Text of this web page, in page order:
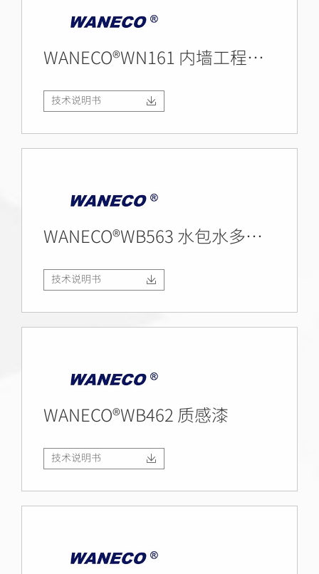
WANECO®WN161 内墙工程乳胶漆
技术说明书
WANECO®WB563 水包水多彩漆
技术说明书
WANECO®WB462 质感漆
技术说明书